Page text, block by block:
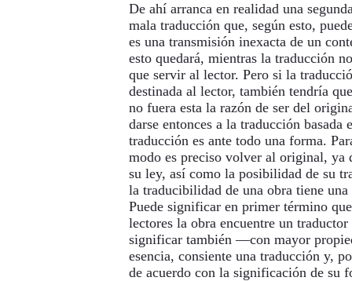
De ahí arranca en realidad una
mala traducción que, según esto,
es una transmisión inexacta de un
esto quedará, mientras la traducción
que servir al lector. Pero si la
destinada al lector, también tendría
no fuera esta la razón de ser del
darse entonces a la traducción basada
traducción es ante todo una forma.
modo es preciso volver al original, ya
su ley, así como la posibilidad de su
la traducibilidad de una obra tiene
Puede significar en primer término
lectores la obra encuentre un traductor
significar también —con mayor
esencia, consiente una traducción y,
de acuerdo con la significación de su